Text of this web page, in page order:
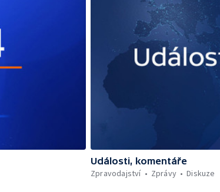
Události, komentáře
Zpravodajství
Zprávy Diskuze